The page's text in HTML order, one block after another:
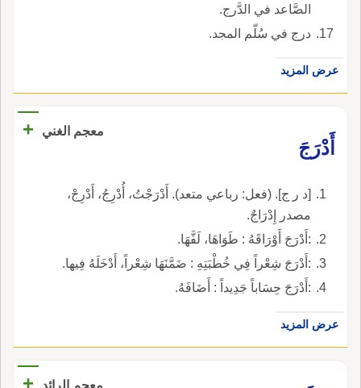
الصَّاعد في الدَّرج.
درج في سُلّم المجد.
عرض المزيد
معجم الغني
+
أَدْرَجَ
[د ر ج]. (فعل: رباعي متعد). أَدْرَجْتُ، أُدْرِجُ، أَدْرِجْ،
مصدر إِدْرَاجٌ.
:أَدْرَجَ أَوْرَاقَهُ : طَوَاهَا، لَفَّهَا.
:أَدْرَجَ شِعْراً فِي خُطْبَتِهِ : ضَمَّنَهَا شِعْراً، أَدْخَلَهُ فِيها.
:أَدْرَجَ حِسَاباً جَدِيداً : أَضَافَهُ.
عرض المزيد
معجم الرائد +